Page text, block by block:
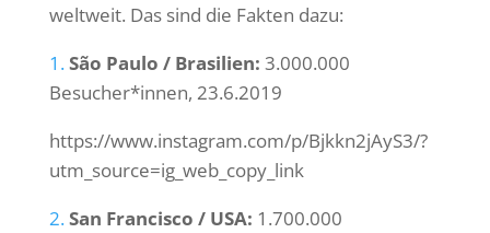
weltweit. Das sind die Fakten dazu:
1.São Paulo / Brasilien: 3.000.000
Besucher*innen, 23.6.2019
https://www.instagram.com/p/Bjkkn2jAyS3/?
utm_source=ig_web_copy_link
2.San Francisco / USA: 1.700.000